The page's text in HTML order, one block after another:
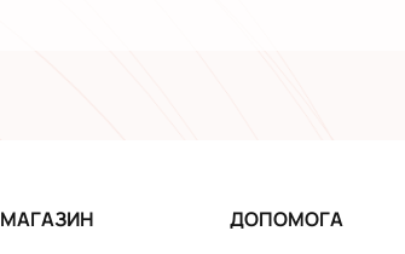
МАГАЗИН ДОПОМОГА